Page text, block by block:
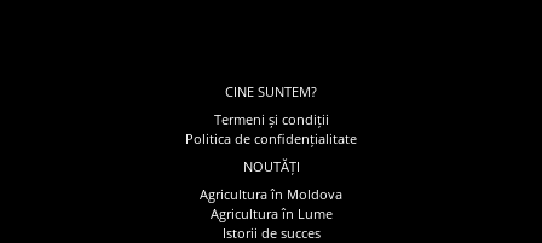
CINE SUNTEM?
Termeni și condiții
Politica de confidențialitate
NOUTĂȚI
Agricultura în Moldova
Agricultura în Lume
Istorii de succes